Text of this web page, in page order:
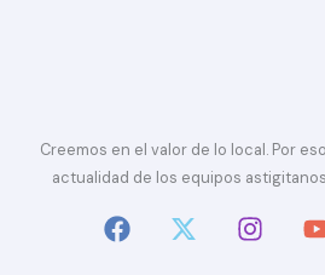
Creemos en el valor de lo local. Por
actualidad de los equipos